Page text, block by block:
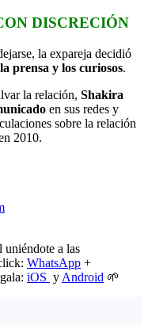
DISCRECIÓN
la expareja decidió
prensa y los curiosos.
la relación, Shakira
en sus redes y
sobre la relación
2010.
uniéndote a las
WhatsApp +
iOS y Android 🌱